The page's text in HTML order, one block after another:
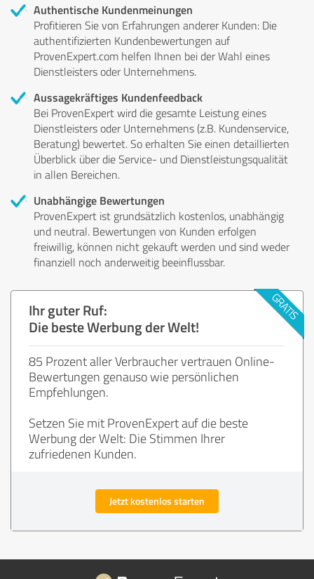
Authentische Kundenmeinungen
Profitieren Sie von Erfahrungen anderer Kunden: Die
authentifizierten Kundenbewertungen auf
ProvenExpert.com helfen Ihnen bei der Wahl eines
Dienstleisters oder Unternehmens.
Aussagekräftiges Kundenfeedback
Bei ProvenExpert wird die gesamte Leistung eines
Dienstleisters oder Unternehmens (z.B. Kundenservice,
Beratung) bewertet. So erhalten Sie einen detaillierten
Überblick über die Service- und Dienstleistungsqualität
in allen Bereichen.
Unabhängige Bewertungen
ProvenExpert ist grundsätzlich kostenlos, unabhängig
und neutral. Bewertungen von Kunden erfolgen
freiwillig, können nicht gekauft werden und sind weder
finanziell noch anderweitig beeinflussbar.
Ihr guter Ruf:
Die beste Werbung der Welt!
85 Prozent aller Verbraucher vertrauen Online-
Bewertungen genauso wie persönlichen
Empfehlungen.
Setzen Sie mit ProvenExpert auf die beste
Werbung der Welt: Die Stimmen Ihrer
zufriedenen Kunden.
Jetzt kostenlos starten